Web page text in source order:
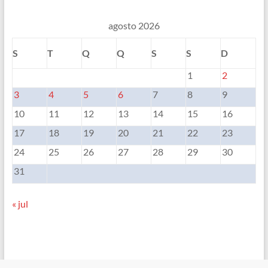
agosto 2026
S T Q Q S S
D
1
2
3
4 5 6 7 8
9
10
11 12 13 14 15
16
17
18 19 20 21 22
23
24
25 26 27 28 29
30
31
« jul